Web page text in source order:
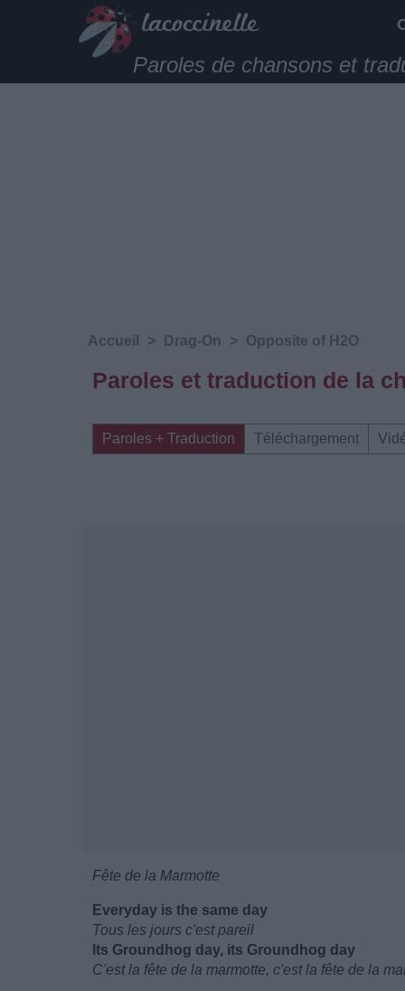
Paroles de chansons et
Accueil > Drag-On > Opposite of H2O
Paroles et traduction de la
Paroles + Traduction Téléchargement
Fête de la Marmotte
Everyday is the same day
Tous les jours c'est pareil
Its Groundhog day, its Groundhog day
C'est la fête de la marmotte, c'est la fête de la